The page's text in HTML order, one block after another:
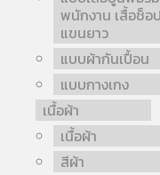
พนักงาน เสื้อช็อป
แขนยาว
แบบผ้ากันเปื้อน
แบบกางเกง
เนื้อผ้า
เนื้อผ้า
สีผ้า